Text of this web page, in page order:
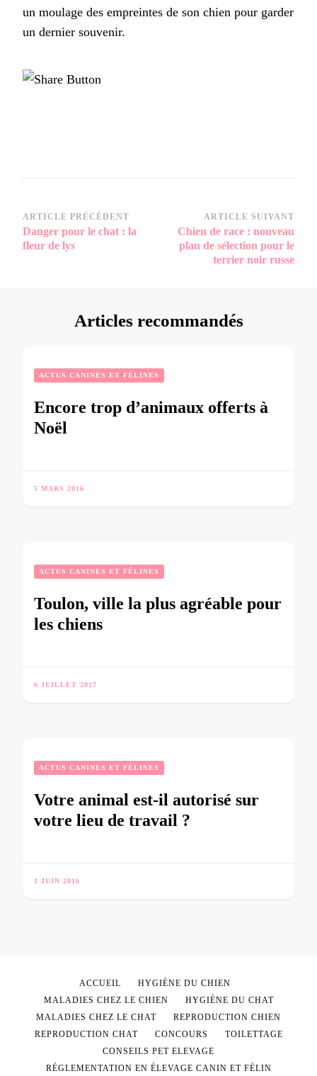
un moulage des empreintes de son chien pour garder
un dernier souvenir.
Navigation
d’article
ARTICLE PRÉCÉDENT
Danger pour le chat : la
fleur de lys
ARTICLE SUIVANT
Chien de race : nouveau
plan de sélection pour le
terrier noir russe
Articles recommandés
ACTUS CANINES ET FÉLINES
Encore trop d’animaux offerts à
Noël
5 MARS 2016
ACTUS CANINES ET FÉLINES
Toulon, ville la plus agréable pour
les chiens
6 JUILLET 2017
ACTUS CANINES ET FÉLINES
Votre animal est-il autorisé sur
votre lieu de travail ?
1 JUIN 2016
ACCUEIL
HYGIÈNE DU CHIEN
MALADIES CHEZ LE CHIEN
HYGIÈNE DU CHAT
MALADIES CHEZ LE CHAT
REPRODUCTION CHIEN
REPRODUCTION CHAT
CONCOURS
TOILETTAGE
CONSEILS PET ELEVAGE
RÉGLEMENTATION EN ÉLEVAGE CANIN ET FÉLIN